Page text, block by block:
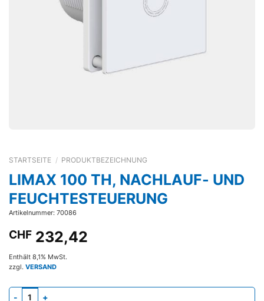
STARTSEITE / PRODUKTBEZEICHNUNG
LIMAX 100 TH, NACHLAUF- UND
FEUCHTESTEUERUNG
Artikelnummer: 70086
CHF 232,42
Enthält 8,1% MwSt.
zzgl. VERSAND
LIMAX 100 TH, Nachlauf- und Feuchtesteuerung Menge